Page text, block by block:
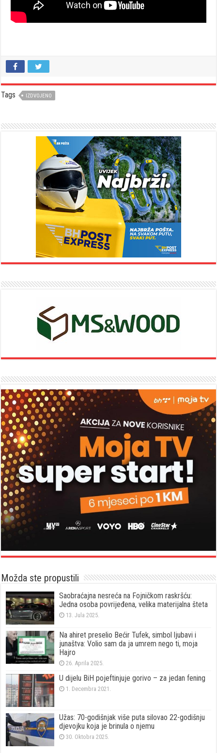
Tags IZDVOJENO
Možda ste propustili
Saobraćajna nesreća na Fojničkom raskršću:
Jedna osoba povrijeđena, velika materijalna šteta
13. Jula 2025.
Na ahiret preselio Bećir Tufek, simbol ljubavi i
junaštva: Volio sam da ja umrem nego ti, moja
Hajro
26. Aprila 2025.
U dijelu BiH pojeftinjuje gorivo – za jedan fening
1. Decembra 2021.
Užas: 70-godišnjak više puta silovao 22-godišnju
djevojku koja je brinula o njemu
30. Oktobra 2025.